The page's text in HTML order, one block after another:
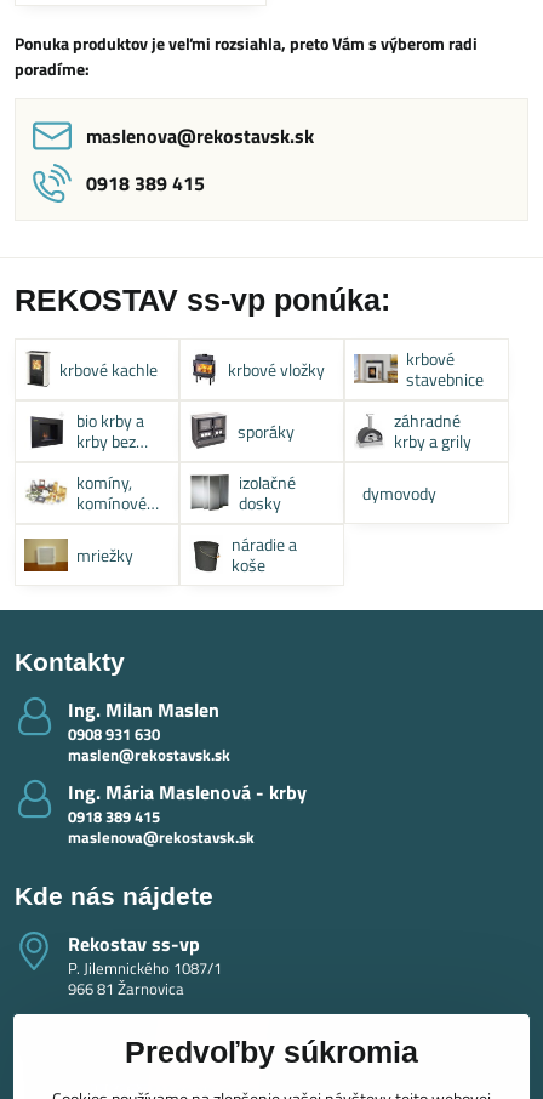
Ponuka produktov je veľmi rozsiahla, preto Vám s výberom radi
poradíme:
maslenova​@rekostavsk​.sk
0918 389 415
REKOSTAV ss-vp ponúka:
krbové kachle krbové vložky
krbové
stavebnice
bio krby a
krby bez
komína
sporáky
záhradné
krby a grily
komíny,
komínové
systémy
izolačné
dosky
dymovody
mriežky
náradie a
koše
Kontakty
Ing​. Milan Maslen
0908 931 630
maslen@rekostavsk.sk
Ing​. Mária Maslenová - krby
0918 389 415
maslenova@rekostavsk.sk
Kde nás nájdete
Rekostav ss-vp
P. Jilemnického 1087/1
966 81 Žarnovica
Predvoľby súkromia